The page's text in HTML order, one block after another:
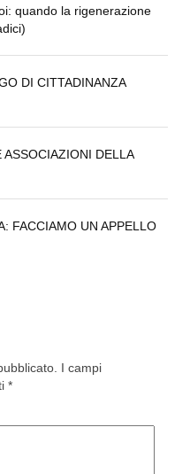
quando la rigenerazione
DI CITTADINANZA
ASSOCIAZIONI DELLA
FACCIAMO UN APPELLO
I campi
*